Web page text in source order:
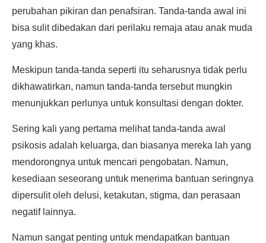
perubahan pikiran dan penafsiran. Tanda-tanda awal ini
bisa sulit dibedakan dari perilaku remaja atau anak muda
yang khas.
Meskipun tanda-tanda seperti itu seharusnya tidak perlu
dikhawatirkan, namun tanda-tanda tersebut mungkin
menunjukkan perlunya untuk konsultasi dengan dokter.
Sering kali yang pertama melihat tanda-tanda awal
psikosis adalah keluarga, dan biasanya mereka lah yang
mendorongnya untuk mencari pengobatan. Namun,
kesediaan seseorang untuk menerima bantuan seringnya
dipersulit oleh delusi, ketakutan, stigma, dan perasaan
negatif lainnya.
Namun sangat penting untuk mendapatkan bantuan